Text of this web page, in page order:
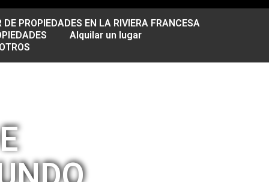
PROPIEDADES EN LA RIVIERA FRANCESA
Alquilar un lugar